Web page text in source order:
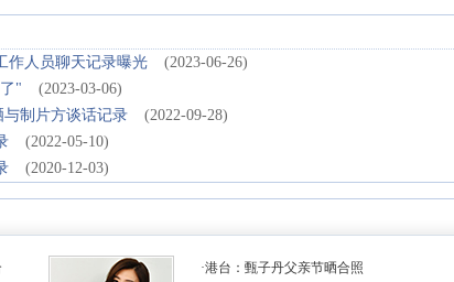
作人员聊天记录曝光
(2023-06-26)
"
(2023-03-06)
制片方谈话记录
(2022-09-28)
(2022-05-10)
(2020-12-03)